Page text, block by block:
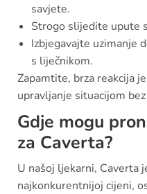
savjete.
Strogo slijedite upute
Izbjegavajte uzimanje
s liječnikom.
Zapamtite, brza reakcija
upravljanje situacijom
Gdje mogu
za Caverta?
U našoj ljekarni, Caverta
najkonkurentnijoj cijeni,